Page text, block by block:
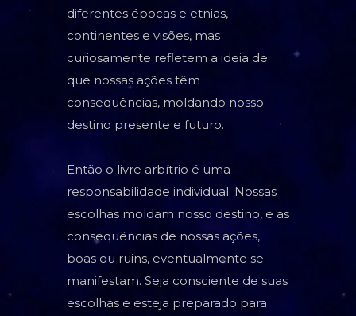
diferentes épocas e etnias,
continentes e visões, mas
curiosamente refletem a ideia de
que nossas ações têm
consequências, moldando nosso
destino presente e futuro.
Então o livre arbítrio é uma
responsabilidade individual. Nossas
escolhas moldam nosso destino, e as
consequências de nossas ações,
boas ou ruins, eventualmente se
manifestam. Seja consciente de suas
escolhas e esteja preparado para